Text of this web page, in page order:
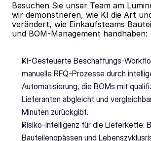
Besuchen Sie unser Team am
wir demonstrieren, wie KI die Art
verändert, wie Einkaufsteams
und BOM-Management handhaben:
KI-Gesteuerte Beschaffungs-
manuelle RFQ-Prozesse durch
Automatisierung, die BOMs mit
Lieferanten abgleicht und
Minuten zurückgibt.
Risiko-Intelligenz für die Lieferkette:
Bauteilengpässen und